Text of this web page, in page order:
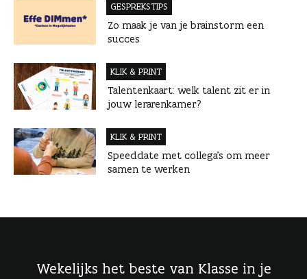
GESPREKSTIPS
Zo maak je van je brainstorm een
succes
KLIK & PRINT
Talentenkaart: welk talent zit er in
jouw lerarenkamer?
KLIK & PRINT
Speeddate met collega’s om meer
samen te werken
Wekelijks het beste van Klasse in je